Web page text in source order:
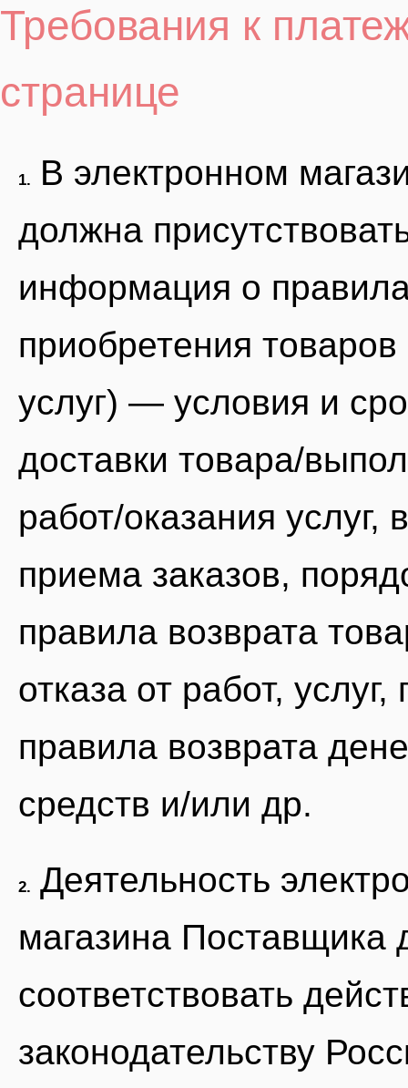
Требования к
странице
1.
В электронном
должна
информация о
приобретения товаров
услуг) — условия и
доставки товара/
работ/оказания услуг,
приема заказов,
правила возврата
отказа от работ,
правила возврата
средств и/или др.
2. Деятельность
магазина Поставщика
соответствовать
законодательству